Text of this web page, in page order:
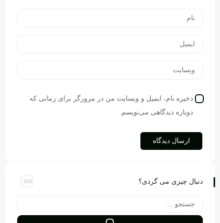
ذخیره نام، ایمیل و وبسایت من در مرورگر برای زمانی که
دوباره دیدگاهی می‌نویسم.
دنبال چیزی می گردی؟